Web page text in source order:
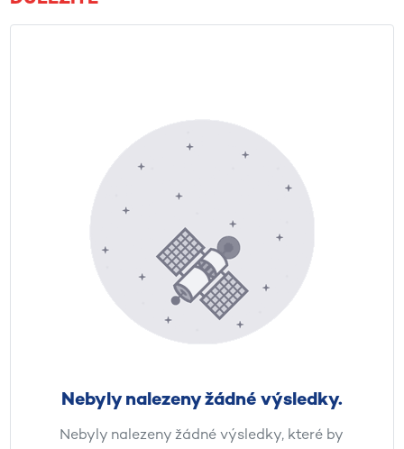
Nebyly nalezeny žádné výsledky.
Nebyly nalezeny žádné výsledky, které by